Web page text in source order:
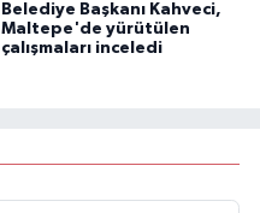
Belediye Başkanı Kahveci,
Maltepe'de yürütülen
çalışmaları inceledi